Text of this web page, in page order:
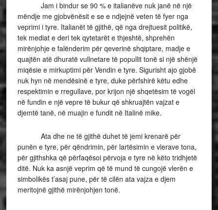
Jam i bindur se 90 % e italianëve nuk janë në një
mëndje me gjobvënësit e se e ndjejnë veten të fyer nga
veprimi i tyre. Italianët të gjithë, që nga drejtuesit politikë,
tek mediat e deri tek qytetarët e thjeshtë, shprehën
mirënjohje e falënderim për qeverinë shqiptare, madje e
quajtën atë dhuratë vullnetare të popullit tonë si një shënjë
miqësie e mirkuptimi për Vendin e tyre. Sigurisht ajo gjobë
nuk hyn në mendësinë e tyre, duke përfshirë këtu edhe
respektimin e rregullave, por krijon një shqetësim të vogël
në fundin e një vepre të bukur që shkruajtën vajzat e
djemtë tanë, në muajin e fundit në Italinë mike.
Ata dhe ne të gjithë duhet të jemi krenarë për
punën e tyre, për qëndrimin, për lartësimin e vlerave tona,
për gjithshka që përfaqësoi përvoja e tyre në këto tridhjetë
ditë. Nuk ka asnjë veprim që të mund të cungojë vlerën e
simbolikës t’asaj pune, për të cilën ata vajza e djem
meritojnë gjithë mirënjohjen tonë.